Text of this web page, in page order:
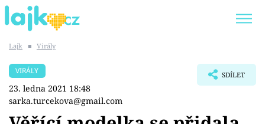
SHOPAHOLICADEL
Lajk ■ Virály
VIRÁLY
23. ledna 2021 18:48
sarka.turcekova@gmail.com
SDÍLET